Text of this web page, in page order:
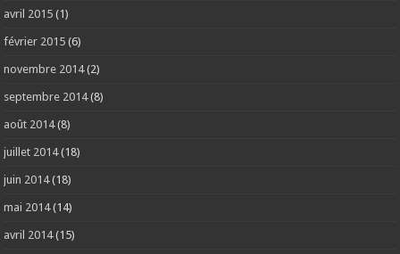
avril 2015 (1)
février 2015 (6)
novembre 2014(2)
septembre 2014(8)
août 2014(8)
juillet 2014(18)
juin 2014(18)
mai 2014(14)
avril 2014(15)